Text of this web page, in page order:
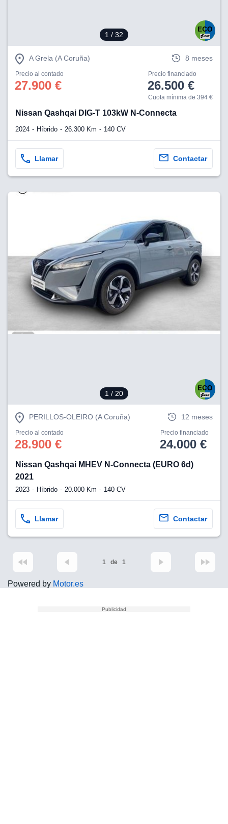
1 / 32
A Grela (A Coruña) 8 meses
Precio al contado
27.900 €
Precio financiado
26.500 €
Cuota mínima de 394 €
Nissan Qashqai DIG-T 103kW N-Connecta
2024 Híbrido 26.300 Km 140 CV
Llamar Contactar
1 / 20
PERILLOS-OLEIRO (A Coruña) 12 meses
Precio al contado
28.900 €
Precio financiado
24.000 €
Nissan Qashqai MHEV N-Connecta (EURO 6d)
2021
2023 Híbrido 20.000 Km 140 CV
Llamar Contactar
1 de 1
Powered by Motor.es